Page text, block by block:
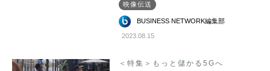
映像伝送
BUSINESS NETWORK編集部
2023.08.15
＜特集＞もっと儲かる5Gへ